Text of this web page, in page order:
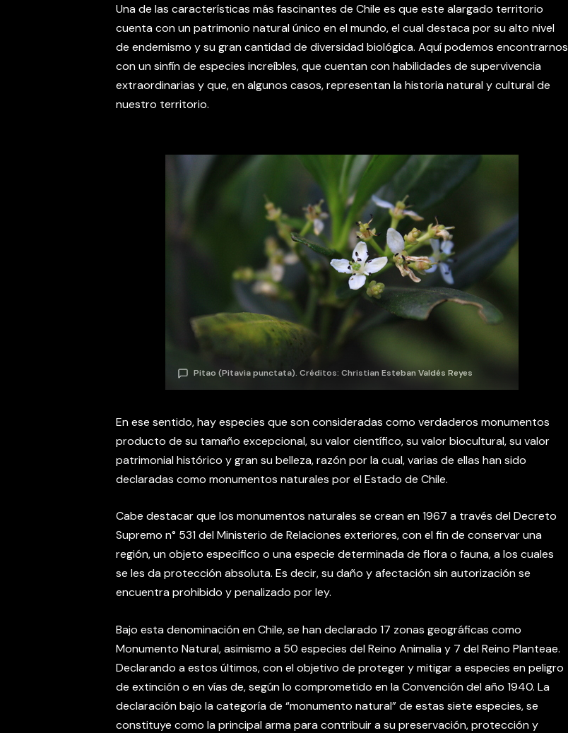
Una de las características más fascinantes de Chile es que este alargado territorio
cuenta con un patrimonio natural único en el mundo, el cual destaca por su alto nivel
de endemismo y su gran cantidad de diversidad biológica. Aquí podemos encontrarnos
con un sinfín de especies increíbles, que cuentan con habilidades de supervivencia
extraordinarias y que, en algunos casos, representan la historia natural y cultural de
nuestro territorio.
Pitao (Pitavia punctata). Créditos: Christian Esteban Valdés Reyes
En ese sentido, hay especies que son consideradas como verdaderos monumentos
producto de su tamaño excepcional, su valor científico, su valor biocultural, su valor
patrimonial histórico y gran su belleza, razón por la cual, varias de ellas han sido
declaradas como monumentos naturales por el Estado de Chile.
Cabe destacar que los monumentos naturales se crean en 1967 a través del Decreto
Supremo n° 531 del Ministerio de Relaciones exteriores, con el fin de conservar una
región, un objeto especifico o una especie determinada de flora o fauna, a los cuales
se les da protección absoluta. Es decir, su daño y afectación sin autorización se
encuentra prohibido y penalizado por ley.
Bajo esta denominación en Chile, se han declarado 17 zonas geográficas como
Monumento Natural, asimismo a 50 especies del Reino Animalia y 7 del Reino Planteae.
Declarando a estos últimos, con el objetivo de proteger y mitigar a especies en peligro
de extinción o en vías de, según lo comprometido en la Convención del año 1940. La
declaración bajo la categoría de “monumento natural” de estas siete especies, se
constituye como la principal arma para contribuir a su preservación, protección y